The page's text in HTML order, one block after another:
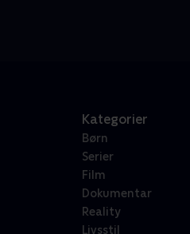
Kategorier
Børn
Serier
Film
Dokumentar
Reality
Livsstil